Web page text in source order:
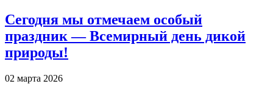
Сегодня мы отмечаем особый
праздник — Всемирный день дикой
природы!
02 марта 2026